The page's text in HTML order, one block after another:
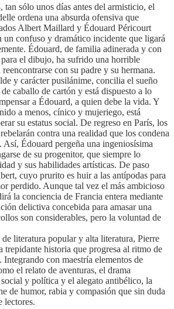
tan sólo unos días antes del armisticio, el
ordena una absurda ofensiva que
Albert Maillard y Édouard Péricourt
un confuso y dramático incidente que ligará
Édouard, de familia adinerada y con
el dibujo, ha sufrido una horrible
con su padre y su hermana.
y carácter pusilánime, concilia el sueño
caballo de cartón y está dispuesto a lo
a Édouard, a quien debe la vida. Y
a menos, cínico y mujeriego, está
su estatus social. De regreso en París, los
contra una realidad que los condena
Édouard pergeña una ingeniosísima
de su progenitor, que siempre lo
y sus habilidades artísticas. De paso
cuyo prurito es huir a las antípodas para
perdido. Aunque tal vez el más ambicioso
la conciencia de Francia entera mediante
delictiva concebida para amasar una
son considerables, pero la voluntad de
literatura popular y alta literatura, Pierre
trepidante historia que progresa al ritmo de
Integrando con maestría elementos de
el relato de aventuras, el drama
y política y el alegato antibélico, la
de humor, rabia y compasión que sin duda
lectores.